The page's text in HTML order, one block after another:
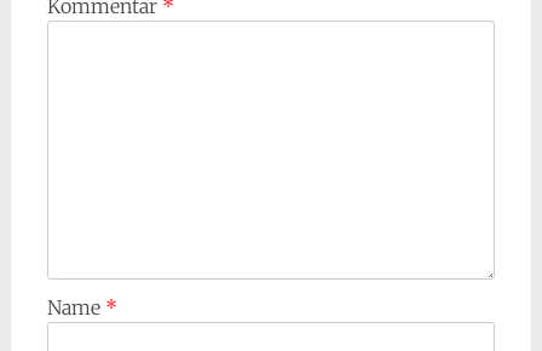
Kommentar *
Name *